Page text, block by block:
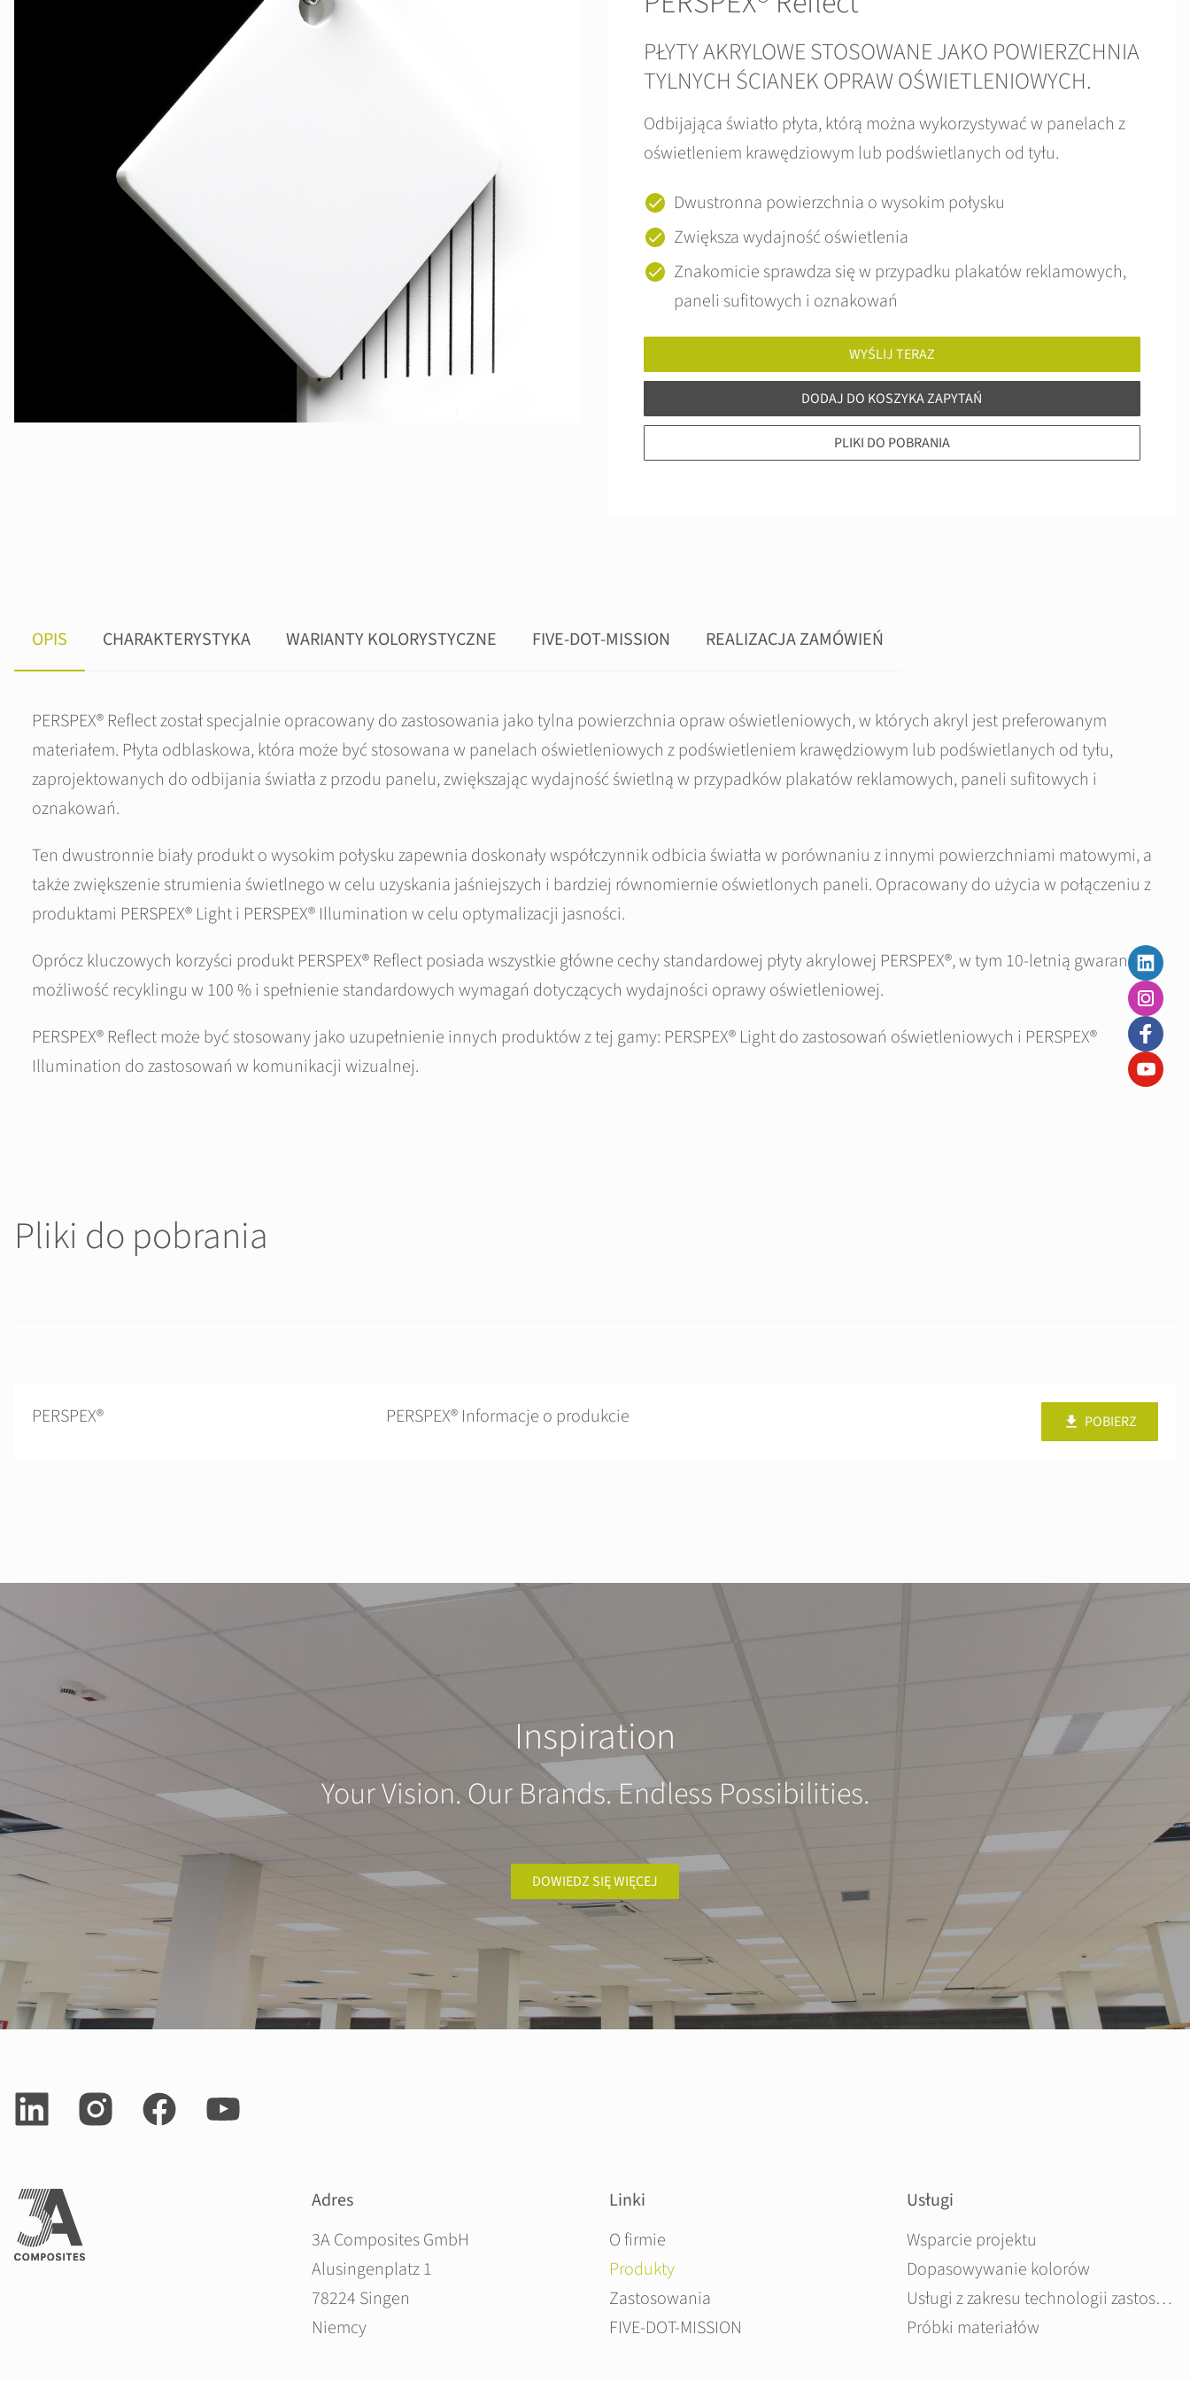
PŁYTY AKRYLOWE STOSOWANE JAKO POWIERZCHNIA
TYLNYCH ŚCIANEK OPRAW OŚWIETLENIOWYCH.
Odbijająca światło płyta, którą można wykorzystywać w panelach z
oświetleniem krawędziowym lub podświetlanych od tyłu.
Dwustronna powierzchnia o wysokim połysku
Zwiększa wydajność oświetlenia
Znakomicie sprawdza się w przypadku plakatów reklamowych,
paneli sufitowych i oznakowań
WYŚLIJ TERAZ
DODAJ DO KOSZYKA ZAPYTAŃ
PLIKI DO POBRANIA
OPIS CHARAKTERYSTYKA WARIANTY KOLORYSTYCZNE FIVE-DOT-MISSION REALIZACJA ZAMÓWIEŃ
PERSPEX® Reflect został specjalnie opracowany do zastosowania jako tylna powierzchnia opraw oświetleniowych, w których akryl jest preferowanym
materiałem. Płyta odblaskowa, która może być stosowana w panelach oświetleniowych z podświetleniem krawędziowym lub podświetlanych od tyłu,
zaprojektowanych do odbijania światła z przodu panelu, zwiększając wydajność świetlną w przypadków plakatów reklamowych, paneli sufitowych i
oznakowań.
Ten dwustronnie biały produkt o wysokim połysku zapewnia doskonały współczynnik odbicia światła w porównaniu z innymi powierzchniami matowymi, a
także zwiększenie strumienia świetlnego w celu uzyskania jaśniejszych i bardziej równomiernie oświetlonych paneli. Opracowany do użycia w połączeniu z
produktami PERSPEX® Light i PERSPEX® Illumination w celu optymalizacji jasności.
Oprócz kluczowych korzyści produkt PERSPEX® Reflect posiada wszystkie główne cechy standardowej płyty akrylowej PERSPEX®, w tym 10-letnią gwarancję,
możliwość recyklingu w 100 % i spełnienie standardowych wymagań dotyczących wydajności oprawy oświetleniowej.
PERSPEX® Reflect może być stosowany jako uzupełnienie innych produktów z tej gamy: PERSPEX® Light do zastosowań oświetleniowych i PERSPEX®
Illumination do zastosowań w komunikacji wizualnej.
Pliki do pobrania
PERSPEX® PERSPEX® Informacje o produkcie POBIERZ
Inspiration
Your Vision. Our Brands. Endless Possibilities.
DOWIEDZ SIĘ WIĘCEJ
Adres
3A Composites GmbH
Alusingenplatz 1
78224 Singen
Niemcy
Linki
Pomiń nawigacje
O firmie
Produkty
Zastosowania
FIVE-DOT-MISSION
Usługi
Pomiń nawigacje
Wsparcie projektu
Dopasowywanie kolorów
Usługi z zakresu technologii zastosowań
Próbki materiałów